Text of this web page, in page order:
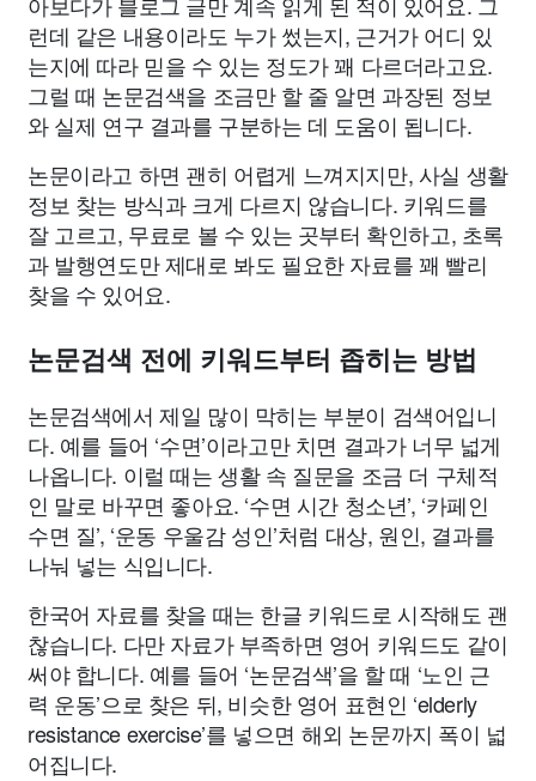
런데 같은 내용이라도 누가 썼는지, 근거가 어디 있
는지에 따라 믿을 수 있는 정도가 꽤 다르더라고요.
그럴 때 논문검색을 조금만 할 줄 알면 과장된 정보
와 실제 연구 결과를 구분하는 데 도움이 됩니다.
논문이라고 하면 괜히 어렵게 느껴지지만, 사실 생활
정보 찾는 방식과 크게 다르지 않습니다. 키워드를
잘 고르고, 무료로 볼 수 있는 곳부터 확인하고, 초록
과 발행연도만 제대로 봐도 필요한 자료를 꽤 빨리
찾을 수 있어요.
논문검색 전에 키워드부터 좁히는 방법
논문검색에서 제일 많이 막히는 부분이 검색어입니
다. 예를 들어 ‘수면’이라고만 치면 결과가 너무 넓게
나옵니다. 이럴 때는 생활 속 질문을 조금 더 구체적
인 말로 바꾸면 좋아요. ‘수면 시간 청소년’, ‘카페인
수면 질’, ‘운동 우울감 성인’처럼 대상, 원인, 결과를
나눠 넣는 식입니다.
한국어 자료를 찾을 때는 한글 키워드로 시작해도 괜
찮습니다. 다만 자료가 부족하면 영어 키워드도 같이
써야 합니다. 예를 들어 ‘논문검색’을 할 때 ‘노인 근
력 운동’으로 찾은 뒤, 비슷한 영어 표현인 ‘elderly
resistance exercise’를 넣으면 해외 논문까지 폭이 넓
어집니다.